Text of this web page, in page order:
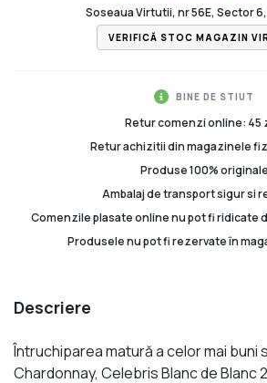
Soseaua Virtutii, nr 56E, Sector
VERIFICĂ STOC MAGAZIN
BINE DE STIUT
Retur comenzi online: 45
Retur achizitii din magazinele
Produse 100% originale
Ambalaj de transport sigur si
Comenzile plasate online nu pot fi ridicate
Produsele nu pot fi rezervate în
Descriere
Întruchiparea matură a celor mai buni
Chardonnay, Celebris Blanc de Blanc